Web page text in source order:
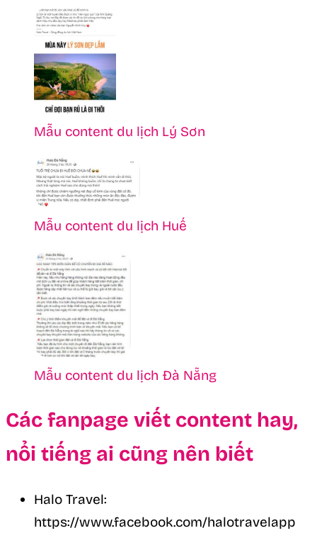
Mẫu content du lịch Lý Sơn
Mẫu content du lịch Huế
Mẫu content du lịch Đà Nẵng
Các fanpage viết content hay,
nổi tiếng ai cũng nên biết
Halo Travel:
https://www.facebook.com/halotravelapp